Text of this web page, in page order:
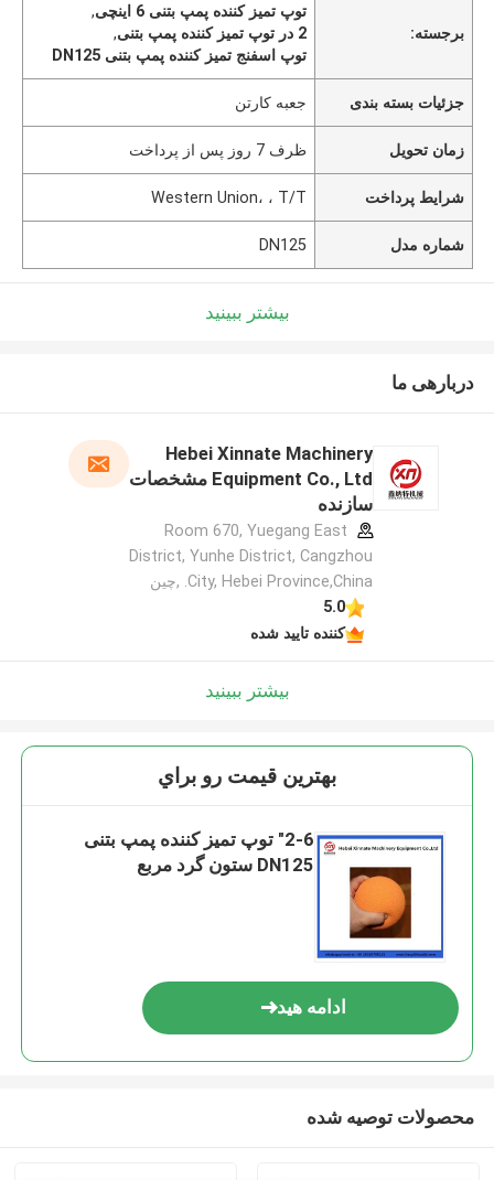
برجسته:
توپ تمیز کننده پمپ بتنی 6 اینچی
,
2 در توپ تمیز کننده پمپ بتنی
,
توپ اسفنج تمیز کننده پمپ بتنی DN125
جزئیات بسته بندی جعبه کارتن
زمان تحویل ظرف 7 روز پس از پرداخت
شرایط پرداخت Western Union، ، T/T
شماره مدل DN125
بیشتر ببینید
دربارهی ما
Hebei Xinnate Machinery
Equipment Co., Ltd مشخصات
سازنده
Room 670, Yuegang East
District, Yunhe District, Cangzhou
City, Hebei Province,China. ,چین
5.0
کننده تایید شده
بیشتر ببینید
بهترين قيمت رو براي
2-6" توپ تمیز کننده پمپ بتنی
DN125 ستون گرد مربع
ادامه هید
محصولات توصیه شده